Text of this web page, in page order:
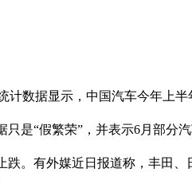
数据显示，中国汽车今年上
是“假繁荣”，并表示6月部分汽
。有外媒近日报道称，丰田、